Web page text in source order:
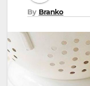
By Branko